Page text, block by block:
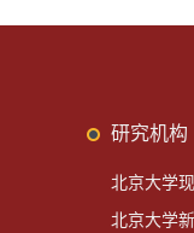
研究机构
北京大学
北京大学